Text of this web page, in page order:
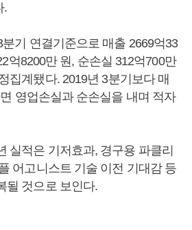
.
기 연결기준으로 매출 2669억33
억8200만 원, 순손실 312억700만
집계됐다. 2019년 3분기보다 매
영업손실과 순손실을 내며 적자
실적은 기저효과, 경구용 파클리
어고니스트 기술 이전 기대감 등
될 것으로 보인다.